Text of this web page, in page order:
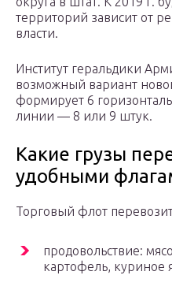
территорий зависит от
власти.
Институт геральдики
возможный вариант
формирует 6
линии — 8 или 9 штук.
Какие грузы
удобными
Торговый флот
продовольствие:
картофель, куриное